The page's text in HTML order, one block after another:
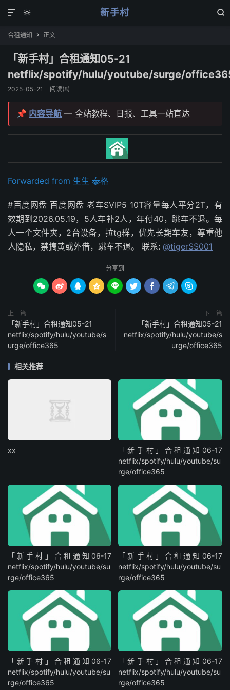
新手村 


合租通知  正文
「新手村」合租通知05-21
netflix/spotify/hulu/youtube/surge/
2025-05-21 阅读(8)
📌 内容导航 — 全站教程、日报、工具一站直达
Forwarded from 生生 泰格
#百度网盘 百度网盘 老车SVIP5 10T容量每人平分2T，有
效期到2026.05.19，5人车补2人，年付40，跳车不退。每
人一个文件夹，2台设备，拉tg群，优先长期车友，尊重他
人隐私，禁搞黄或外借，跳车不退。 联系: @tigerSS001
分享到
        
上一篇
「新手村」合租通知05-21
netflix/spotify/hulu/youtube/s
urge/office365
下一篇
「新手村」合租通知05-21
netflix/spotify/hulu/youtube/s
urge/office365
相关推荐
xx
「新手村」合租通知06-17
netflix/spotify/hulu/youtube/su
rge/office365
「新手村」合租通知06-17
netflix/spotify/hulu/youtube/su
rge/office365
「新手村」合租通知06-17
netflix/spotify/hulu/youtube/su
rge/office365
「新手村」合租通知06-17
netflix/spotify/hulu/youtube/su
rge/office365
「新手村」合租通知06-17
netflix/spotify/hulu/youtube/su
rge/office365